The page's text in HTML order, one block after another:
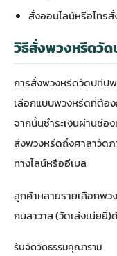
สั่งออนไลน์หรือโทรสั่
วิธีสั่งพวงหรีดวั
การสั่งพวงหรีดวัดปทีป
เลือกแบบพวงหรีดที่ต้อ
จากนั้นชำระเงินผ่านช่อ
ส่งพวงหรีดถึงศาลาวัด
ทางไลน์หรืออีเมล
ลูกค้าหลายรายเลือกพว
กมลาวาส (วัดเล่งเน่ยยี่)
รับจัดวัดธรรมคุณาราม